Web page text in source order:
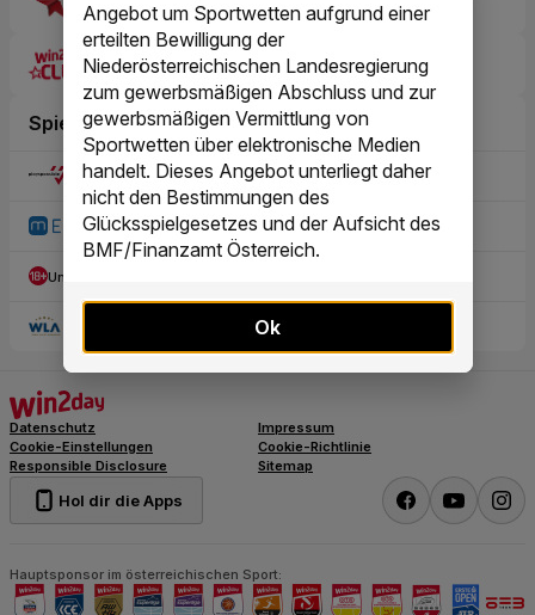
Angebot um Sportwetten aufgrund einer
erteilten Bewilligung der
Niederösterreichischen Landesregierung
zum gewerbsmäßigen Abschluss und zur
gewerbsmäßigen Vermittlung von
Sportwetten über elektronische Medien
handelt. Dieses Angebot unterliegt daher
nicht den Bestimmungen des
Glücksspielgesetzes und der Aufsicht des
BMF/Finanzamt Österreich.
Ok